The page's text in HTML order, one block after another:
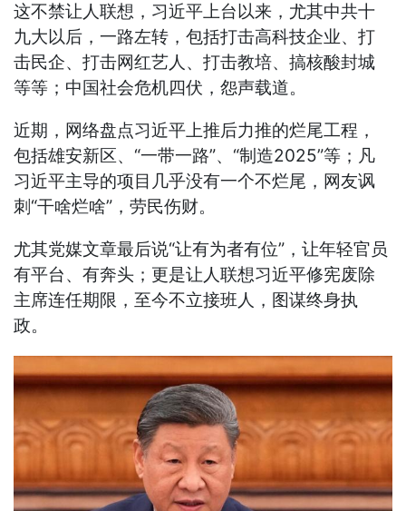
这不禁让人联想，习近平上台以来，尤其中共十
九大以后，一路左转，包括打击高科技企业、打
击民企、打击网红艺人、打击教培、搞核酸封城
等等；中国社会危机四伏，怨声载道。
近期，网络盘点习近平上推后力推的烂尾工程，
包括雄安新区、“一带一路”、“制造2025”等；凡
习近平主导的项目几乎没有一个不烂尾，网友讽
刺“干啥烂啥”，劳民伤财。
尤其党媒文章最后说“让有为者有位”，让年轻官员
有平台、有奔头；更是让人联想习近平修宪废除
主席连任期限，至今不立接班人，图谋终身执
政。